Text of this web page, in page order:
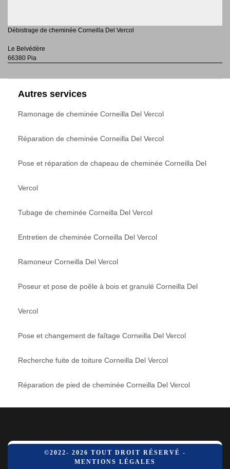
Débistrage de cheminée Corneilla Del Vercol
Le Belvédère
66380 Pia
Autres services
Ramonage de cheminée Corneilla Del Vercol
Réparation de cheminée Corneilla Del Vercol
Pose et réparation de chapeau de cheminée Corneilla Del
Vercol
Tubage de cheminée Corneilla Del Vercol
Entretien de cheminée Corneilla Del Vercol
Ramoneur Corneilla Del Vercol
Poseur et pose de poêle à bois et granulé Corneilla Del
Vercol
Pose et changement de faîtage Corneilla Del Vercol
Recherche fuite de toiture Corneilla Del Vercol
Réparation de pied de cheminée Corneilla Del Vercol
©2022- 2026 TOUT DROIT RÉSERVÉ -
MENTIONS LÉGALES